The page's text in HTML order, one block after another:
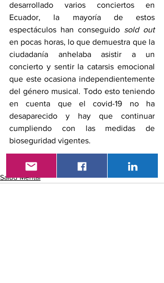
desarrollado varios conciertos en
Ecuador, la mayoría de estos
espectáculos han conseguido sold out
en pocas horas, lo que demuestra que la
ciudadanía anhelaba asistir a un
concierto y sentir la catarsis emocional
que este ocasiona independientemente
del género musical. Todo esto teniendo
en cuenta que el covid-19 no ha
desaparecido y hay que continuar
cumpliendo con las medidas de
bioseguridad vigentes.
Salud Mental